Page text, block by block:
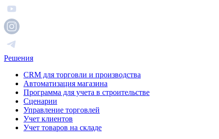
Решения
CRM для торговли и производства
Автоматизация магазина
Программа для учета в строительстве
Сценарии
Управление торговлей
Учет клиентов
Учет товаров на складе